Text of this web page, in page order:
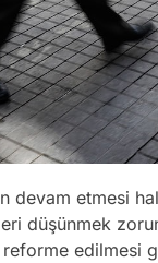
devam etmesi
düşünmek
edilmesi